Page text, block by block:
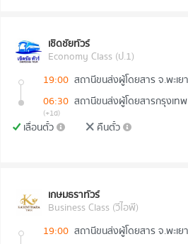
เชิดชัยทัวร์
Economy Class (ป.1)
19:00 สถานีขนส่งผู้โดยสาร จ.พะเยา
06:30 สถานีขนส่งผู้โดยสารกรุงเ
(+1d)
เลื่อนตั๋ว คืนตั๋ว
เกษมธราทัวร์
Business Class (วีไอพี)
19:00 สถานีขนส่งผู้โดยสาร จ.พะเยา